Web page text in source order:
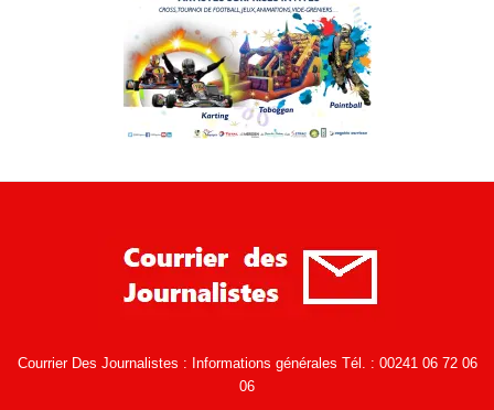
Courrier Des Journalistes : Informations générales Tél. : 00241 06 72 06
06